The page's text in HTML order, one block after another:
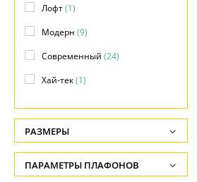
Лофт(1)
Модерн (9)
Современный (24)
Хай-тек(1)
РАЗМЕРЫ
Высота, см
-
ПАРАМЕТРЫ ПЛАФОНОВ